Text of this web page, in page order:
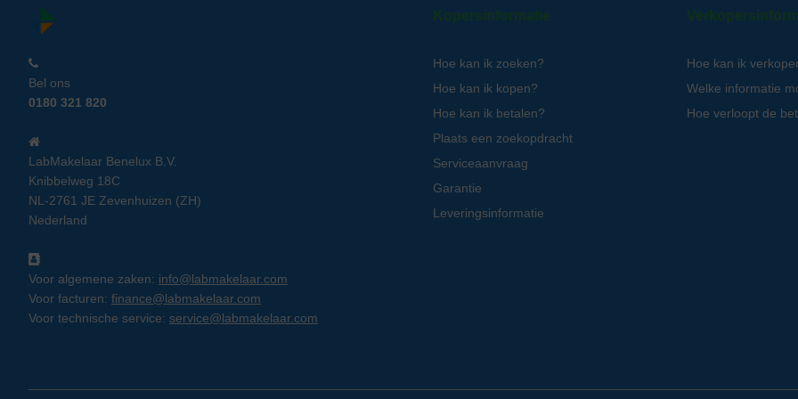
Bel ons
0180 321 820
LabMakelaar Benelux B.V.
Knibbelweg 18C
NL-2761 JE Zevenhuizen (ZH)
Nederland
Voor algemene zaken: info@labmakelaar.com
Voor facturen: finance@labmakelaar.com
Voor technische service: service@labmakelaar.com
Kopersinformatie
Hoe kan ik zoeken?
Hoe kan ik kopen?
Hoe kan ik betalen?
Plaats een zoekopdracht
Serviceaanvraag
Garantie
Leveringsinformatie
Hoe kan ik
Welke informatie
Hoe verloopt de